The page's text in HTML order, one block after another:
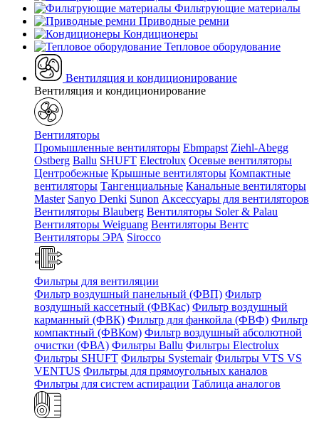
Фильтрующие материалы
Приводные ремни
Кондиционеры
Тепловое оборудование
Вентиляция и кондиционирование
Вентиляция и кондиционирование
Вентиляторы
Промышленные вентиляторы Ebmpapst Ziehl-Abegg
Ostberg Ballu SHUFT Electrolux Осевые вентиляторы
Центробежные Крышные вентиляторы Компактные
вентиляторы Тангенциальные Канальные вентиляторы
Master Sanyo Denki Sunon Аксессуары для вентиляторов
Вентиляторы Blauberg Вентиляторы Soler & Palau
Вентиляторы Weiguang Вентиляторы Вентс
Вентиляторы ЭРА Sirocco
Фильтры для вентиляции
Фильтр воздушный панельный (ФВП) Фильтр
воздушный кассетный (ФВКас) Фильтр воздушный
карманный (ФВК) Фильтр для фанкойла (ФВФ) Фильтр
компактный (ФВКом) Фильтр воздушный абсолютной
очистки (ФВА) Фильтры Ballu Фильтры Electrolux
Фильтры SHUFT Фильтры Systemair Фильтры VTS VS
VENTUS Фильтры для прямоугольных каналов
Фильтры для систем аспирации Таблица аналогов